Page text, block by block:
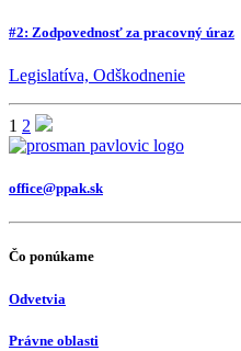
#2: Zodpovednosť za pracovný úraz
Legislatíva, Odškodnenie
1 2
office@ppak.sk
Čo ponúkame
Odvetvia
Právne oblasti